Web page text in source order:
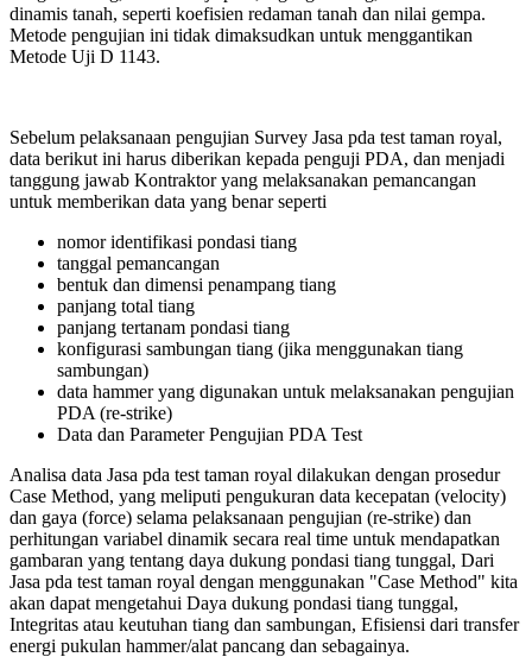
dinamis tanah, seperti koefisien redaman tanah dan nilai gempa.
Metode pengujian ini tidak dimaksudkan untuk menggantikan
Metode Uji D 1143.
Sebelum pelaksanaan pengujian Survey Jasa pda test taman royal,
data berikut ini harus diberikan kepada penguji PDA, dan menjadi
tanggung jawab Kontraktor yang melaksanakan pemancangan
untuk memberikan data yang benar seperti
nomor identifikasi pondasi tiang
tanggal pemancangan
bentuk dan dimensi penampang tiang
panjang total tiang
panjang tertanam pondasi tiang
konfigurasi sambungan tiang (jika menggunakan tiang
sambungan)
data hammer yang digunakan untuk melaksanakan pengujian
PDA (re-strike)
Data dan Parameter Pengujian PDA Test
Analisa data Jasa pda test taman royal dilakukan dengan prosedur
Case Method, yang meliputi pengukuran data kecepatan (velocity)
dan gaya (force) selama pelaksanaan pengujian (re-strike) dan
perhitungan variabel dinamik secara real time untuk mendapatkan
gambaran yang tentang daya dukung pondasi tiang tunggal, Dari
Jasa pda test taman royal dengan menggunakan "Case Method" kita
akan dapat mengetahui Daya dukung pondasi tiang tunggal,
Integritas atau keutuhan tiang dan sambungan, Efisiensi dari transfer
energi pukulan hammer/alat pancang dan sebagainya.